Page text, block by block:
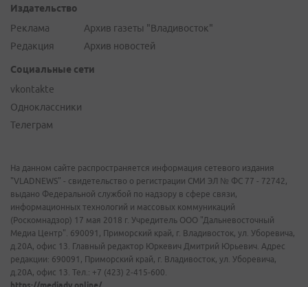
Издательство
Реклама
Редакция
Архив газеты "Владивосток"
Архив новостей
Социальные сети
vkontakte
Одноклассники
Телеграм
На данном сайте распространяется информация сетевого издания
"VLADNEWS" - свидетельство о регистрации СМИ ЭЛ № ФС 77 - 72742,
выдано Федеральной службой по надзору в сфере связи,
информационных технологий и массовых коммуникаций
(Роскомнадзор) 17 мая 2018 г. Учредитель ООО "Дальневосточный
Медиа Центр". 690091, Приморский край, г. Владивосток, ул. Уборевича,
д.20А, офис 13. Главный редактор Юркевич Дмитрий Юрьевич. Адрес
редакции: 690091, Приморский край, г. Владивосток, ул. Уборевича,
д.20А, офис 13. Тел.: +7 (423) 2-415-600.